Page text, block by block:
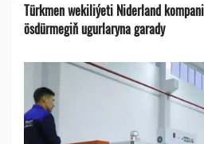
Türkmen wekiliýeti Niderland
ösdürmegiň ugurlaryna garady